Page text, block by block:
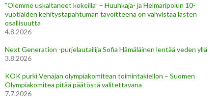
”Olemme uskaltaneet kokeilla” – Huuhkaja- ja Helmaripolun 10-
vuotiaiden kehitystapahtuman tavoitteena on vahvistaa lasten
osallisuutta
4.8.2026
Next Generation -purjelautailija Sofia Hämäläinen lentää veden yllä
3.8.2026
KOK purki Venäjän olympiakomitean toimintakiellon – Suomen
Olympiakomitea pitää päätöstä valitettavana
7.7.2026